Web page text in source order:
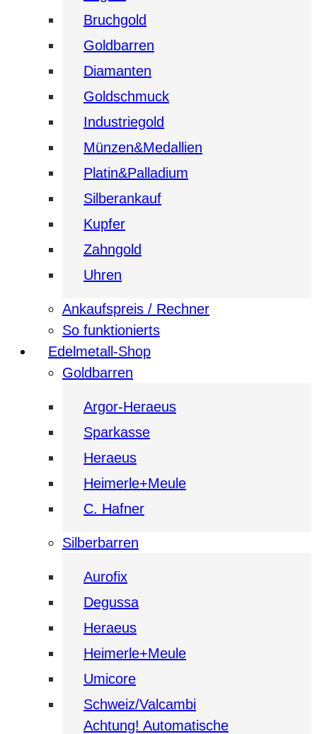
Bruchgold
Goldbarren
Diamanten
Goldschmuck
Industriegold
Münzen&Medallien
Platin&Palladium
Silberankauf
Kupfer
Zahngold
Uhren
Ankaufspreis / Rechner
So funktionierts
Edelmetall-Shop
Goldbarren
Argor-Heraeus
Sparkasse
Heraeus
Heimerle+Meule
C. Hafner
Silberbarren
Aurofix
Degussa
Heraeus
Heimerle+Meule
Umicore
Schweiz/Valcambi
Achtung! Automatische